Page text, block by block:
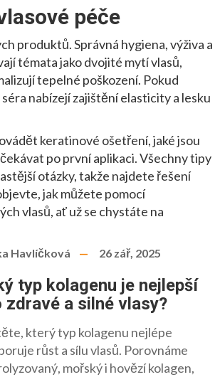
péče
produktů. Správná hygiena, výživa a
témata jako dvojité mytí vlasů,
tepelné poškození. Pokud
nabízejí zajištění elasticity a lesku
keratinové ošetření, jaké jsou
po první aplikaci. Všechny tipy
otázky, takže najdete řešení
jak můžete pomocí
vlasů, ať už se chystáte na
Havlíčková 26 zář, 2025
typ kolagenu je nejlepší
zdravé a silné vlasy?
který typ kolagenu nejlépe
růst a sílu vlasů. Porovnáme
mořský i hovězí kolagen,